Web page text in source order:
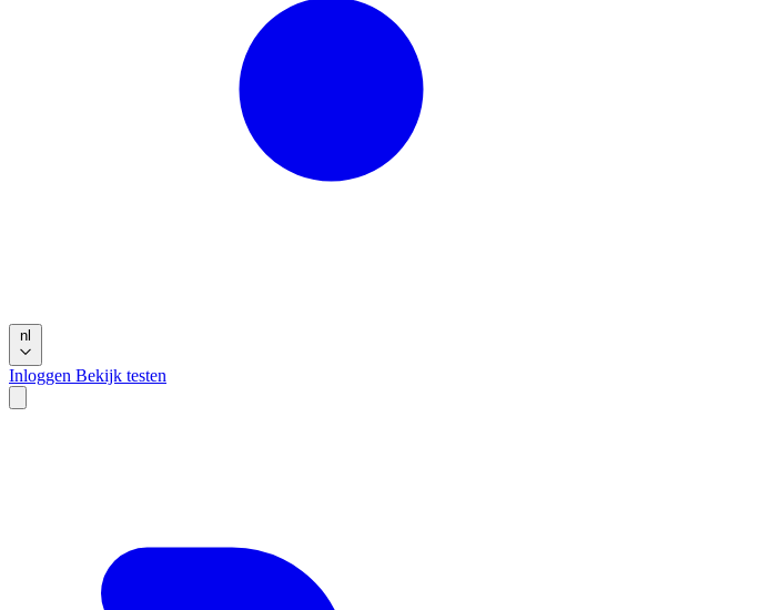
nl
Inloggen Bekijk testen